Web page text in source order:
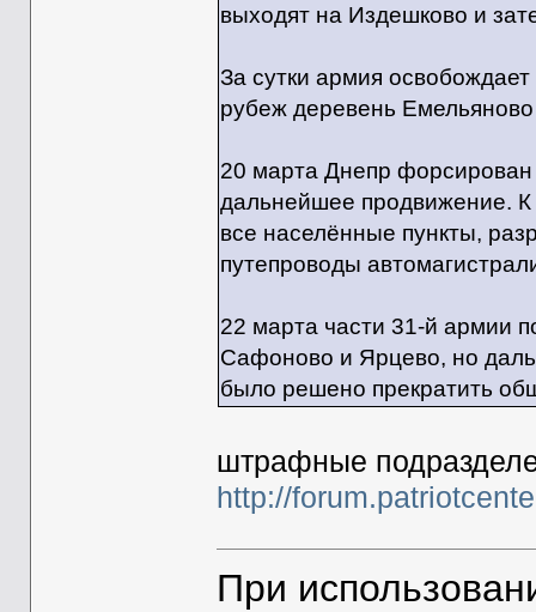
выходят на Издешково и
За сутки армия
рубеж деревень
20 марта Днепр
дальнейшее продвижение. К
все населённые пункты,
путепроводы
22 марта части 31-й армии
Сафоново и Ярцево, но
было решено прекратить
штрафные
http://
При